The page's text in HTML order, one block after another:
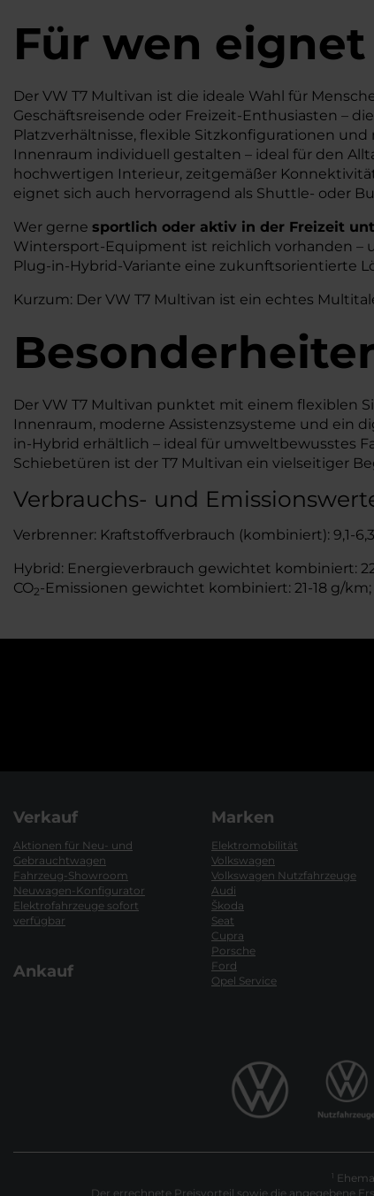
Für wen
Der VW T7 Multivan ist die ideale Wahl für
Geschäftsreisende oder Freizeit-Enthusiasten –
Platzverhältnisse, flexible Sitzkonfigurationen
Innenraum individuell gestalten – ideal für den
hochwertigen Interieur, zeitgemäßer
eignet sich auch hervorragend als Shuttle- oder
Wer gerne sportlich oder aktiv in der Freizeit
Wintersport-Equipment ist reichlich vorhanden –
Plug-in-Hybrid-Variante eine zukunftsorientierte
Kurzum: Der VW T7 Multivan ist ein echtes
Der VW T7 Multivan punktet mit einem flexiblen
Innenraum, moderne Assistenzsysteme und ein
in-Hybrid erhältlich – ideal für umweltbewusstes
Schiebetüren ist der T7 Multivan ein vielseitiger
Verbrauchs- und
Verbrenner: Kraftstoffverbrauch (kombiniert): 9,1-
Hybrid: Energieverbrauch gewichtet kombiniert:
CO2-Emissionen gewichtet kombiniert: 21-18 g/km;
Verkauf
Aktionen für Neu- und
Gebrauchtwagen
Fahrzeug-Showroom
Neuwagen-Konfigurator
Elektrofahrzeuge sofort
verfügbar
Ankauf
Marken
Elektromobilität
Volkswagen
Volkswagen Nutzfahrzeuge
Audi
Škoda
Seat
Cupra
Porsche
Ford
Opel Service
1
Der errechnete Preisvorteil sowie die angegebene